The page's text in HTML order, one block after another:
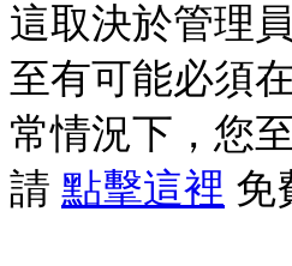
這取決於管理
至有可能必須
常情況下，您
請 點擊這裡 免